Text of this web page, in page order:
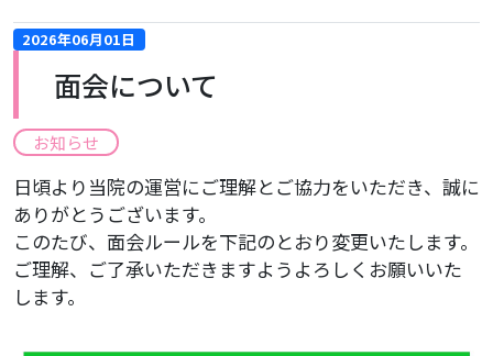
2026年06月01日
面会について
お知らせ
日頃より当院の運営にご理解とご協力をいただき、誠に
ありがとうございます。
このたび、面会ルールを下記のとおり変更いたします。
ご理解、ご了承いただきますようよろしくお願いいた
します。